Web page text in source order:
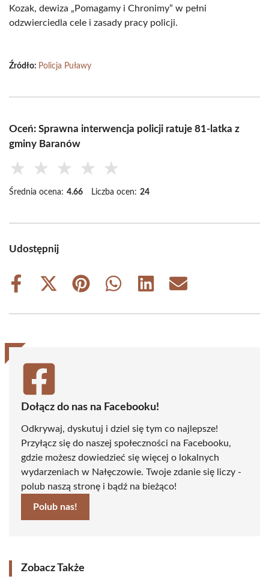
Kozak, dewiza „Pomagamy i Chronimy” w pełni
odzwierciedla cele i zasady pracy policji.
Źródło: Policja Puławy
Oceń: Sprawna interwencja policji ratuje 81-latka z
gminy Baranów
★ ★ ★ ★ ★
Średnia ocena: 4.66 Liczba ocen: 24
Udostępnij
Share
Share
(Twitter)
Share
Share
Share
Share
Dołącz do nas na Facebooku!
Odkrywaj, dyskutuj i dziel się tym co najlepsze!
Przyłącz się do naszej społeczności na Facebooku,
gdzie możesz dowiedzieć się więcej o lokalnych
wydarzeniach w Nałęczowie. Twoje zdanie się liczy -
polub naszą stronę i bądź na bieżąco!
Polub nas!
Zobacz Także